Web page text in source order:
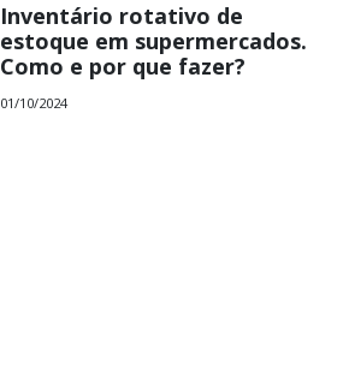
Inventário rotativo de
estoque em supermercados.
Como e por que fazer?
01/10/2024